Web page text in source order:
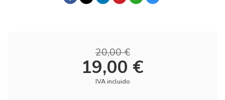
20,00 €
19,00 €
IVA incluido